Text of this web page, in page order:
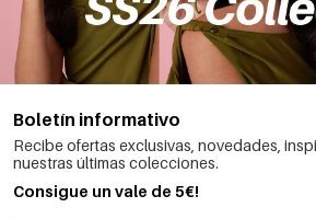
Boletín informativo
Recibe ofertas exclusivas, novedades,
nuestras últimas colecciones.
Consigue un vale de 5€!